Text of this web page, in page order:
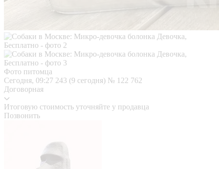
Фото питомца
Сегодня, 09:27 243 (9 сегодня) № 122 762
Договорная
Итоговую стоимость уточняйте у продавца
Позвонить